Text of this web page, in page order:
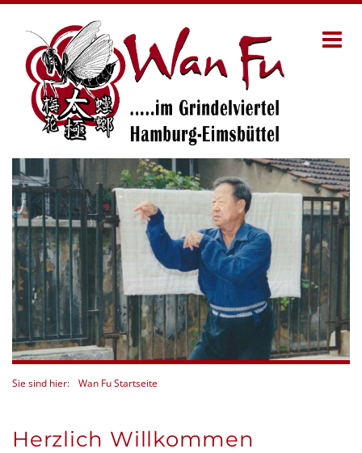
Sie sind hier: Wan Fu Startseite
Herzlich Willkommen